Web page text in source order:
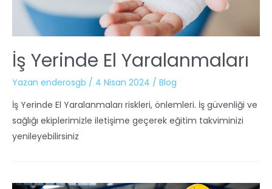
İş Yerinde El Yaralanmaları
Yazan enderosgb / 4 Nisan 2024 / Blog
İş Yerinde El Yaralanmaları riskleri, önlemleri. İş güvenliği ve
sağlığı ekiplerimizle iletişime geçerek eğitim takviminizi
yenileyebilirsiniz